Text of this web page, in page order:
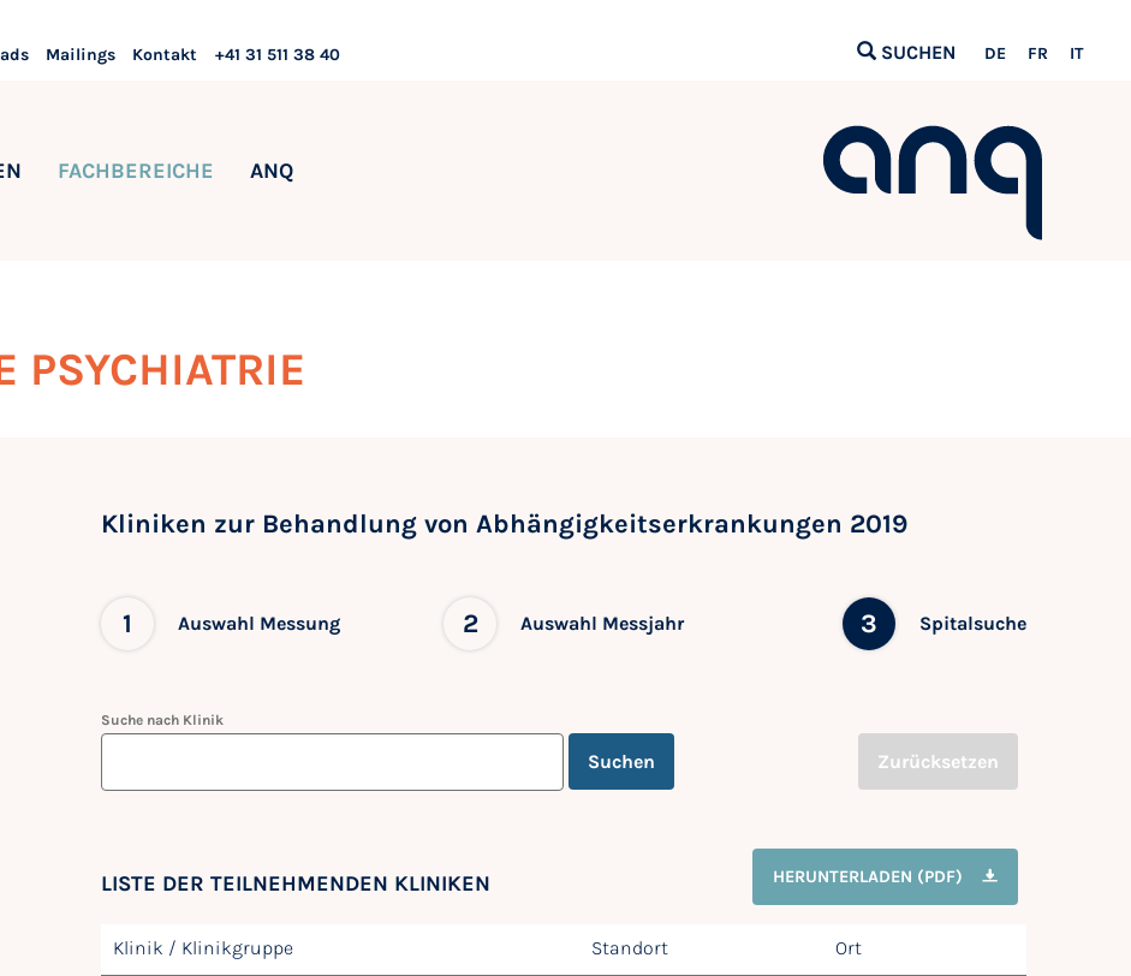
Mailings Kontakt +41 31 511 38 40 SUCHEN DE FR IT
FACHBEREICHE ANQ
PSYCHIATRIE
Kliniken zur Behandlung von Abhängigkeitserkrankungen 2019
1 Auswahl Messung 2 Auswahl Messjahr 3 Spitalsuche
Suche nach Klinik
Suchen Zurücksetzen
LISTE DER TEILNEHMENDEN KLINIKEN HERUNTERLADEN (PDF)
Klinik / Klinikgruppe Standort Ort